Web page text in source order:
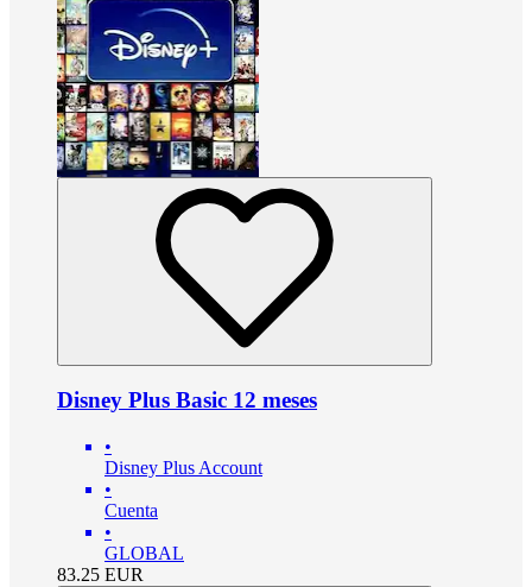
Disney Plus Basic 12 meses
•
Disney Plus Account
•
Cuenta
•
GLOBAL
83.25 EUR